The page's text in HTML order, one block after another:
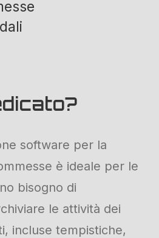
software per la
è ideale per le
bisogno di
le attività dei
incluse tempistiche,